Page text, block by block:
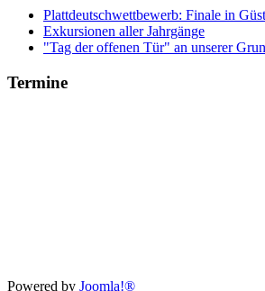
Plattdeutschwettbewerb: Finale in
Exkursionen aller Jahrgänge
"Tag der offenen Tür" an unserer
Termine
Xnxx
Powered by Joomla!®